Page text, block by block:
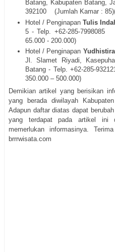
Batang, Kabupaten Batang,
392100
(Jumlah Kamar :
Hotel / PenginapanTulis
5- Telp. +62-285‐7998085
65.000 - 200.000)
Hotel / Penginapan
Jl. Slamet Riyadi,
Batang - Telp. +62-285‐932121
350.000 – 500.000)
Demikian artikel yang berisikan
yang berada diwilayah
Adapun daftar diatas dapat
yang terdapat pada artikel ini
memerlukan informasinya.
brrrwisata.com